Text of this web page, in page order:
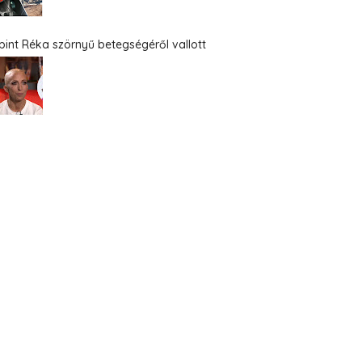
Réka szörnyű betegségéről vallott